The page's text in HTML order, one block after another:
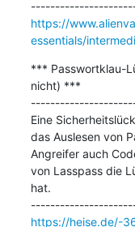
https://
essentials/
*** Passwortklau-
nicht) ***
Eine
das Auslesen von
Angreifer auch
von Lasspass die
hat.
https://heise.de/-